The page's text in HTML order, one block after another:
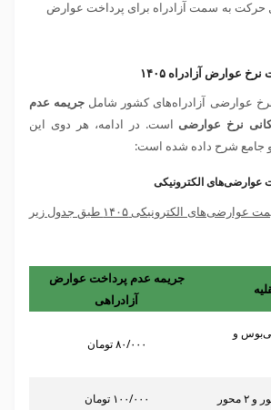
عوارض آزادراه ۱۴۰۵
عوارضی آزادراه‌های کشور شامل جریمه عدم
نرخ عوارضی است. در ادامه، هر دوی این
جامع شرح داده شده است:
عوارضی‌های الکترونیکی
جریمه عدم پرداخت قیمت عوارضی‌های الکترونیکی ۱۴۰۵ طبق جدول زیر
جریمه عدم پرداخت عوارض
آزادراهی
و
۸۰/۰۰۰ تومان
۱۰۰/۰۰۰ تومان